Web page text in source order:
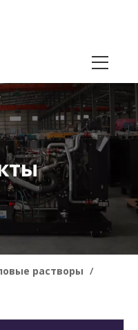
растворы /